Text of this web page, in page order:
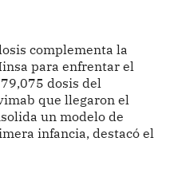
complementa la
para enfrentar el
dosis del
que llegaron el
un modelo de
infancia, destacó el